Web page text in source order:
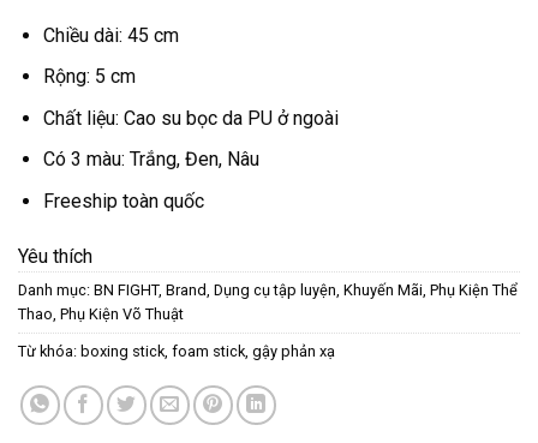
Chiều dài: 45 cm
Rộng: 5 cm
Chất liệu: Cao su bọc da PU ở ngoài
Có 3 màu: Trắng, Đen, Nâu
Freeship toàn quốc
Yêu thích
Danh mục: BN FIGHT, Brand Dụng cụ tập luyện Khuyến Mãi Phụ Kiện Thể
Thao Phụ Kiện Võ Thuật
Từ khóa: boxing stick foam stick gậy phản xạ